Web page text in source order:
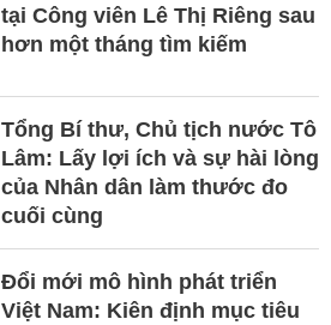
tại Công viên Lê Thị Riêng sau
hơn một tháng tìm kiếm
Tổng Bí thư, Chủ tịch nước Tô
Lâm: Lấy lợi ích và sự hài lòng
của Nhân dân làm thước đo
cuối cùng
Đổi mới mô hình phát triển
Việt Nam: Kiên định mục tiêu